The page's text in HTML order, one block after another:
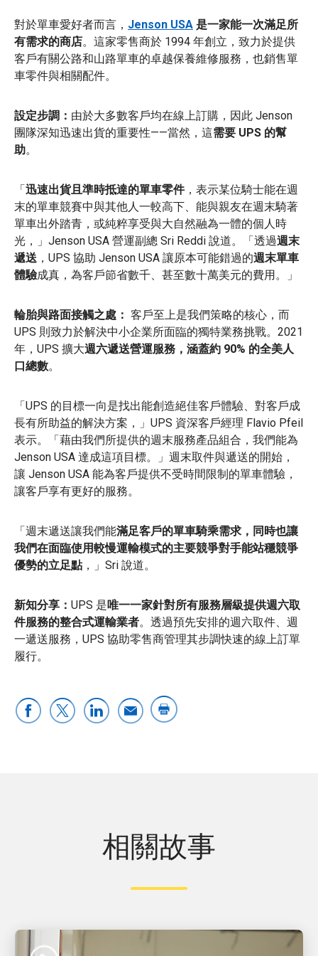
對於單車愛好者而言， Jenson USA 是一家能一次滿足所
有需求的商店。這家零售商於 1994 年創立，致力於提供
客戶有關公路和山路單車的卓越保養維修服務，也銷售單
車零件與相關配件。
設定步調： 由於大多數客戶均在線上訂購，因此 Jenson
團隊深知迅速出貨的重要性——當然，這需要 UPS 的幫
助。
「迅速出貨且準時抵達的單車零件，表示某位騎士能在週
末的單車競賽中與其他人一較高下、能與親友在週末騎著
單車出外踏青，或純粹享受與大自然融為一體的個人時
光，」Jenson USA 營運副總 Sri Reddi 說道。「透過週末
遞送 ，UPS 協助 Jenson USA 讓原本可能錯過的週末單車
體驗成真，為客戶節省數千、甚至數十萬美元的費用。」
輪胎與路面接觸之處： 客戶至上是我們策略的核心，而
UPS 則致力於解決中小企業所面臨的獨特業務挑戰。2021
年，UPS 擴大週六遞送營運服務，涵蓋約 90% 的全美人
口總數。
「UPS 的目標一向是找出能創造絕佳客戶體驗、對客戶成
長有所助益的解決方案，」UPS 資深客戶經理 Flavio Pfeil
表示。「藉由我們所提供的週末服務產品組合，我們能為
Jenson USA 達成這項目標。」週末取件與遞送的開始，
讓 Jenson USA 能為客戶提供不受時間限制的單車體驗，
讓客戶享有更好的服務。
「週末遞送讓我們能滿足客戶的單車騎乘需求，同時也讓
我們在面臨使用較慢運輸模式的主要競爭對手能站穩競爭
優勢的立足點，」Sri 說道。
新知分享： UPS 是唯一一家針對所有服務層級提供週六取
件服務的整合式運輸業者。透過預先安排的週六取件、週
一遞送服務，UPS 協助零售商管理其步調快速的線上訂單
履行。
相關故事